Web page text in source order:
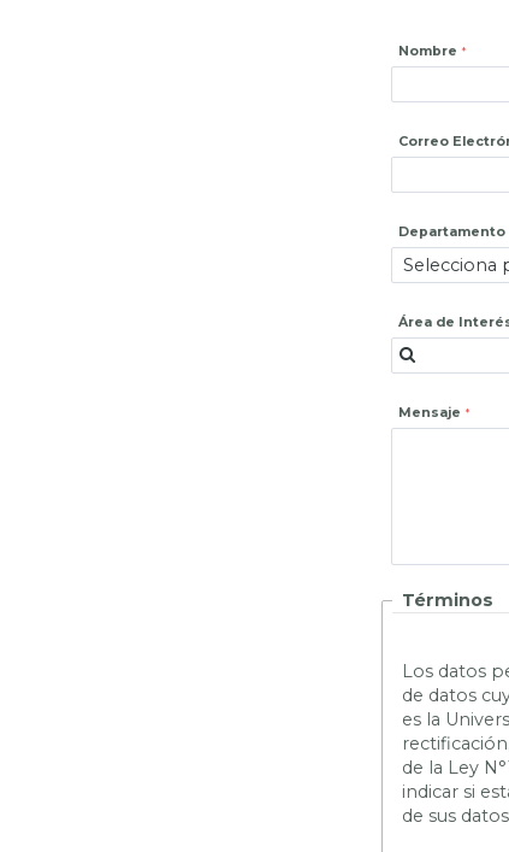
Nombre
Correo
Departamento
Área de
Mensaje
Términos
Los datos
de datos
es la
de la Ley
indicar si
de sus